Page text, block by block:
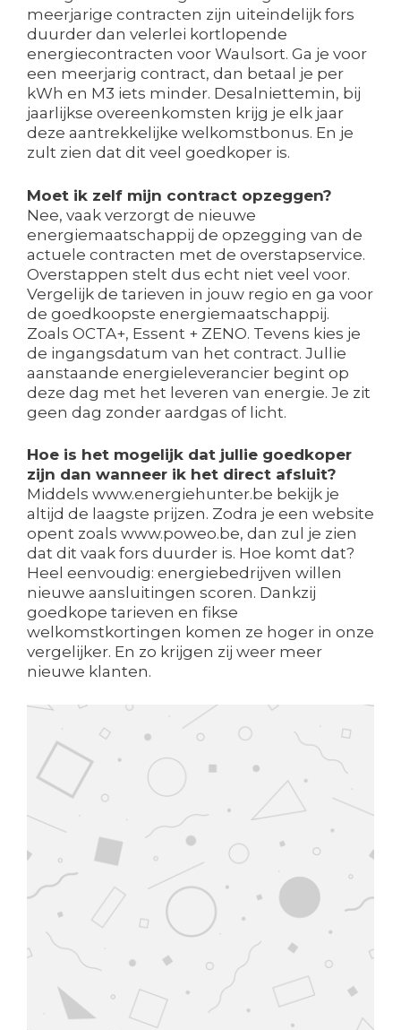
meerjarige contracten zijn uiteindelijk fors
duurder dan velerlei kortlopende
energiecontracten voor Waulsort. Ga je voor
een meerjarig contract, dan betaal je per
kWh en M3 iets minder. Desalniettemin, bij
jaarlijkse overeenkomsten krijg je elk jaar
deze aantrekkelijke welkomstbonus. En je
zult zien dat dit veel goedkoper is.
Moet ik zelf mijn contract opzeggen?
Nee, vaak verzorgt de nieuwe
energiemaatschappij de opzegging van de
actuele contracten met de overstapservice.
Overstappen stelt dus echt niet veel voor.
Vergelijk de tarieven in jouw regio en ga voor
de goedkoopste energiemaatschappij.
Zoals OCTA+, Essent + ZENO. Tevens kies je
de ingangsdatum van het contract. Jullie
aanstaande energieleverancier begint op
deze dag met het leveren van energie. Je zit
geen dag zonder aardgas of licht.
Hoe is het mogelijk dat jullie goedkoper
zijn dan wanneer ik het direct afsluit?
Middels www.energiehunter.be bekijk je
altijd de laagste prijzen. Zodra je een website
opent zoals www.poweo.be, dan zul je zien
dat dit vaak fors duurder is. Hoe komt dat?
Heel eenvoudig: energiebedrijven willen
nieuwe aansluitingen scoren. Dankzij
goedkope tarieven en fikse
welkomstkortingen komen ze hoger in onze
vergelijker. En zo krijgen zij weer meer
nieuwe klanten.